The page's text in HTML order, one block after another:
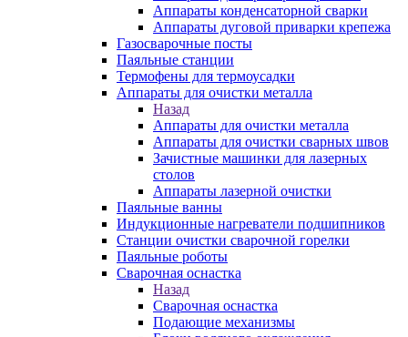
Аппараты конденсаторной сварки
Аппараты дуговой приварки крепежа
Газосварочные посты
Паяльные станции
Термофены для термоусадки
Аппараты для очистки металла
Назад
Аппараты для очистки металла
Аппараты для очистки сварных швов
Зачистные машинки для лазерных
столов
Аппараты лазерной очистки
Паяльные ванны
Индукционные нагреватели подшипников
Станции очистки сварочной горелки
Паяльные роботы
Сварочная оснастка
Назад
Сварочная оснастка
Подающие механизмы